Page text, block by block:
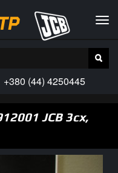
+380 (44) 4250445
JCB 3сх,